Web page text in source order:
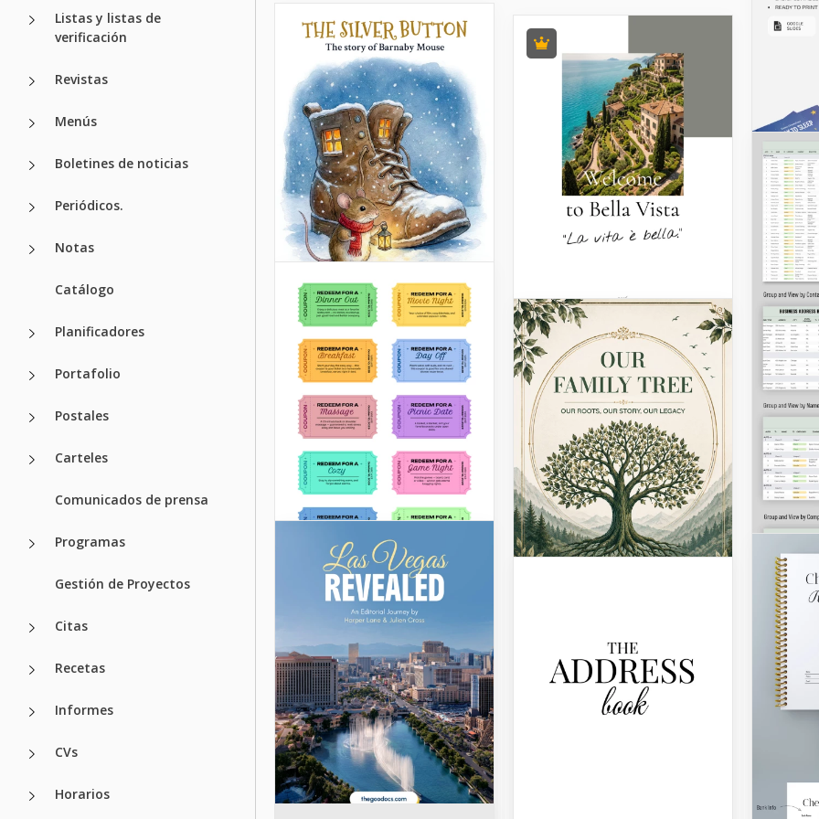
Listas y listas de
verificación
Revistas
Menús
Boletines de noticias
Periódicos.
Notas
Catálogo
Planificadores
Portafolio
Postales
Carteles
Comunicados de prensa
Programas
Gestión de Proyectos
Citas
Recetas
Informes
CVs
Horarios
Plantilla de cupón
para
búho
de
búho